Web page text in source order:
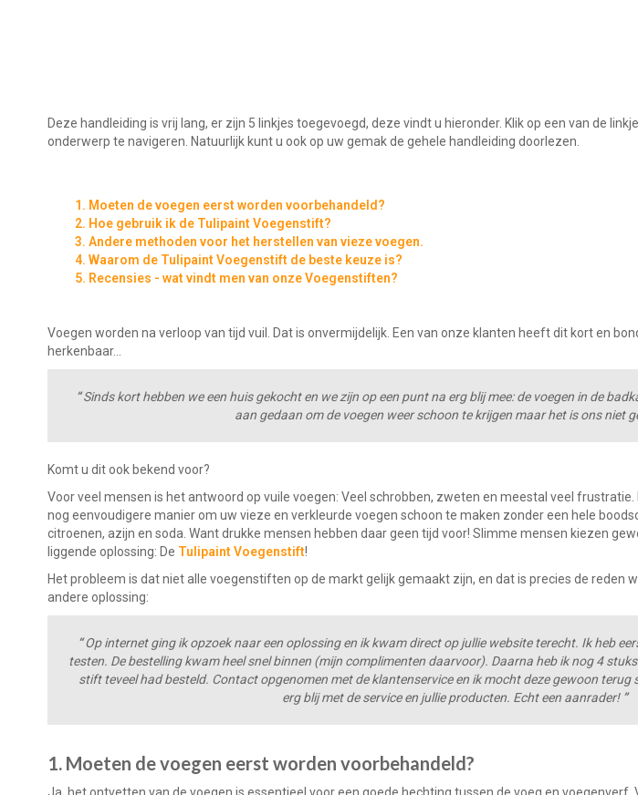
Deze handleiding is vrij lang, er zijn 5 linkjes toegevoegd, deze vindt u hieronder. Klik op een van de
onderwerp te navigeren. Natuurlijk kunt u ook op uw gemak de gehele handleiding doorlezen.
1. Moeten de voegen eerst worden voorbehandeld?
2. Hoe gebruik ik de Tulipaint Voegenstift?
3. Andere methoden voor het herstellen van vieze voegen.
4. Waarom de Tulipaint Voegenstift de beste keuze is?
5. Recensies - wat vindt men van onze Voegenstiften?
Voegen worden na verloop van tijd vuil. Dat is onvermijdelijk. Een van onze klanten heeft dit kort en
herkenbaar…
“Sinds kort hebben we een huis gekocht en we zijn op een punt na erg blij mee: de voegen in de
aan gedaan om de voegen weer schoon te krijgen maar het is ons niet
Komt u dit ook bekend voor?
Voor veel mensen is het antwoord op vuile voegen: Veel schrobben, zweten en meestal veel
nog eenvoudigere manier om uw vieze en verkleurde voegen schoon te maken zonder een hele
citroenen, azijn en soda. Want drukke mensen hebben daar geen tijd voor! Slimme mensen kiezen
liggende oplossing: De Tulipaint Voegenstift!
Het probleem is dat niet alle voegenstiften op de markt gelijk gemaakt zijn, en dat is precies de reden
andere oplossing:
“Op internet ging ik opzoek naar een oplossing en ik kwam direct op jullie website terecht. Ik heb
testen. De bestelling kwam heel snel binnen (mijn complimenten daarvoor). Daarna heb ik nog 4
stift teveel had besteld. Contact opgenomen met de klantenservice en ik mocht deze gewoon terug
erg blij met de service en jullie producten. Echt een aanrader! ”
1. Moeten de voegen eerst worden voorbehandeld?
Ja, het ontvetten van de voegen is essentieel voor een goede hechting tussen de voeg en